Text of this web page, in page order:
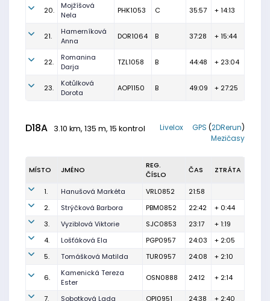
20.
Mojžíšová
Nela
PHK1053 C 35:57 + 14:13
21.
Hamerníková
Anna
DOR1064 B 37:28 + 15:44
22.
Romanina
Darja
TZL1058 B 44:48 + 23:04
23.
Kotůlková
Dorota
AOP1150 B 49:09 + 27:25
D18A 3.10 km, 135 m, 15 kontrol GPS (2DRerun)
Livelox
Mezičasy
MÍSTO JMÉNO
REG.
ČÍSLO
ČAS ZTRÁTA
1. Hanušová Markéta VRL0852
21:58
2.
Strýčková Barbora PBM0852 22:42
+ 0:44
3.
Vyziblová Viktorie SJC0853 23:17
+ 1:19
4.
Lošťáková Ela PGP0957 24:03
+ 2:05
5.
Tomášková Matilda TUR0957 24:08 + 2:10
6.
Kamenická Tereza
Ester
OSN0888 24:12 + 2:14
7. Sobotková Lada OPI0951 24:38
+ 2:40